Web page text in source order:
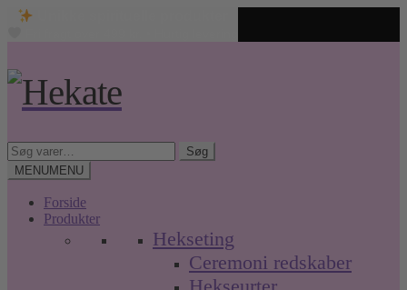
navigation
indhold
Søg
efter:
Søg
MENUMENU
Forside
Produkter
Hekseting
Ceremoni redskaber